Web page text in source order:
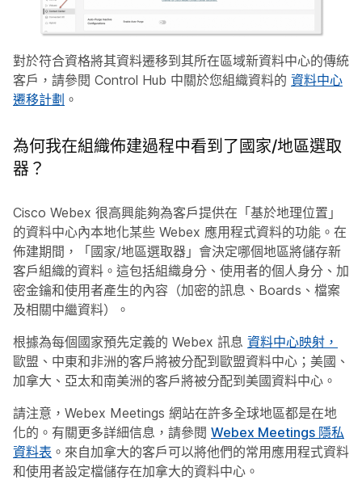
對於符合資格將其資料遷移到其所在區域新資料中心的傳統
客戶，請參閱 Control Hub 中關於您組織資料的 資料中心
遷移計劃 。
為何我在組織佈建過程中看到了國家/地區選取
器？
Cisco Webex 很高興能夠為客戶提供在「基於地理位置」
的資料中心內本地化某些 Webex 應用程式資料的功能。在
佈建期間，「國家/地區選取器」會決定哪個地區將儲存新
客戶組織的資料。這包括組織身分、使用者的個人身分、加
密金鑰和使用者產生的內容（加密的訊息、Boards、檔案
及相關中繼資料）。
根據為每個國家預先定義的 Webex 訊息 資料中心映射，
歐盟、中東和非洲的客戶將被分配到歐盟資料中心；美國、
加拿大、亞太和南美洲的客戶將被分配到美國資料中心。
請注意，Webex Meetings 網站在許多全球地區都是在地
化的。有關更多詳細信息，請參閱 Webex Meetings 隱私
資料表 。來自加拿大的客戶可以將他們的常用應用程式資料
和使用者設定檔儲存在加拿大的資料中心。